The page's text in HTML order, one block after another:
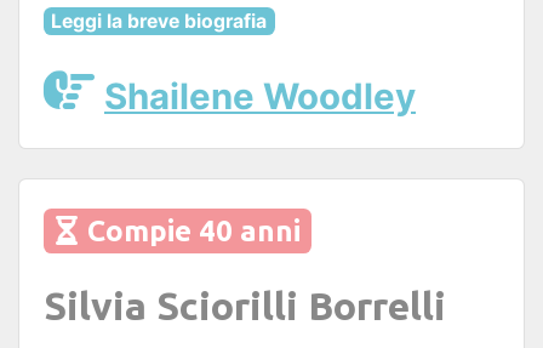
Leggi la breve biografia
Shailene Woodley
Compie 40 anni
Silvia Sciorilli Borrelli